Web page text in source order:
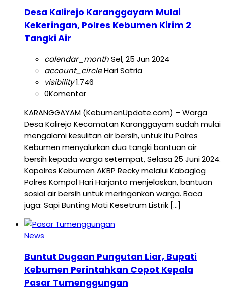
Desa Kalirejo Karanggayam Mulai
Kekeringan, Polres Kebumen Kirim 2
Tangki Air
calendar_monthSel, 25 Jun 2024
account_circleHari Satria
visibility1.746
0Komentar
KARANGGAYAM (KebumenUpdate.com) – Warga
Desa Kalirejo Kecamatan Karanggayam sudah mulai
mengalami kesulitan air bersih, untuk itu Polres
Kebumen menyalurkan dua tangki bantuan air
bersih kepada warga setempat, Selasa 25 Juni 2024.
Kapolres Kebumen AKBP Recky melalui Kabaglog
Polres Kompol Hari Harjanto menjelaskan, bantuan
sosial air bersih untuk meringankan warga. Baca
juga: Sapi Bunting Mati Kesetrum Listrik […]
News
Buntut Dugaan Pungutan Liar, Bupati
Kebumen Perintahkan Copot Kepala
Pasar Tumenggungan